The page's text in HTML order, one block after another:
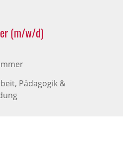
(m/w/d)
Pädagogik &